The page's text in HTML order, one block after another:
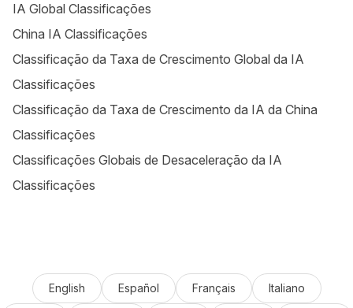
IA Global Classificações
China IA Classificações
Classificação da Taxa de Crescimento Global da IA
Classificações
Classificação da Taxa de Crescimento da IA da China
Classificações
Classificações Globais de Desaceleração da IA
Classificações
English Español Français Italiano